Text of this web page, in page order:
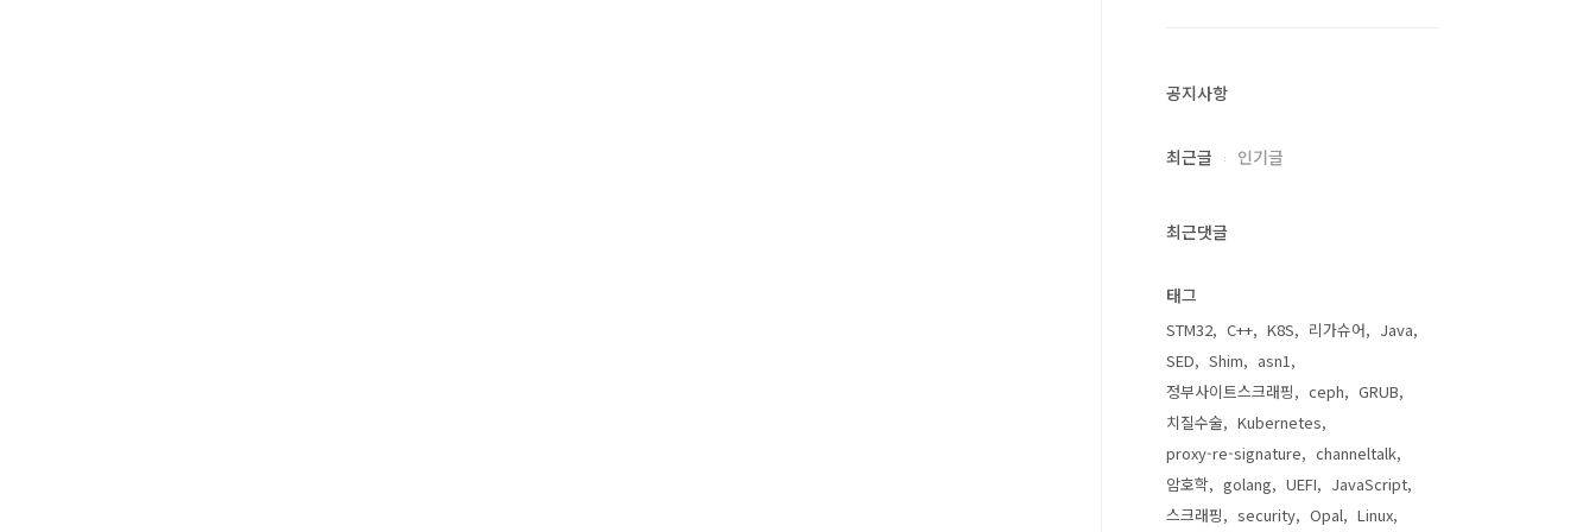
공지사항
최근글 인기글
최근댓글
태그
STM32 C++ K8S 리가슈어
Java
SED
Shim
asn1
정부사이트스크래핑
ceph
GRUB
치질수술
Kubernetes
proxy-re-signature
channeltalk
암호학
golang UEFI
JavaScript
스크래핑
security Opal Linux